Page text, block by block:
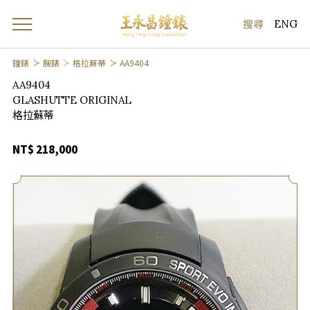
ENG
鐘錶 腕錶 格拉蘇蒂 AA9404
AA9404
GLASHUTTE ORIGINAL
格拉蘇蒂
NT$ 218,000